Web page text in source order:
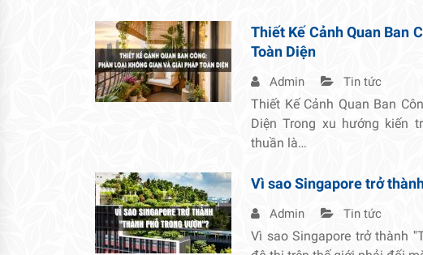
Thiết Kế Cảnh Quan Ban
Toàn Diện
Admin Tin tức
Thiết Kế Cảnh Quan Ban
Diện Trong xu hướng kiến
thuần là…
Vì sao Singapore trở
Admin Tin tức
Vì sao Singapore trở thành